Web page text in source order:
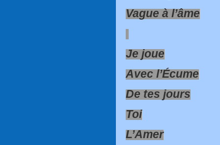
Vague à l’âme
Je joue
Avec l’Écume
De tes jours
Toi
L’Amer